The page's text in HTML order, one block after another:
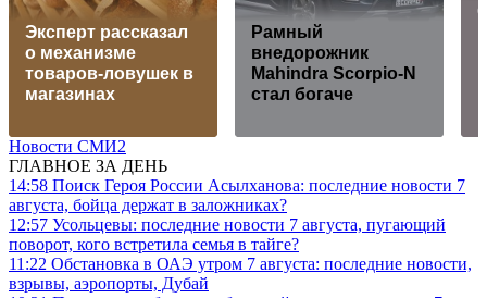
Эксперт рассказал
о механизме
товаров-ловушек в
магазинах
Рамный
внедорожник
Mahindra Scorpio-N
стал богаче
Новости СМИ2
ГЛАВНОЕ ЗА ДЕНЬ
14:58 Поиск Героя России Асылханова: последние новости 7
августа, бойца держат в заложниках?
12:57 Усольцевы: последние новости 7 августа, пугающий
поворот, кого встретила семья в тайге?
11:22 Обстановка в ОАЭ утром 7 августа: последние новости,
взрывы, аэропорты, Дубай